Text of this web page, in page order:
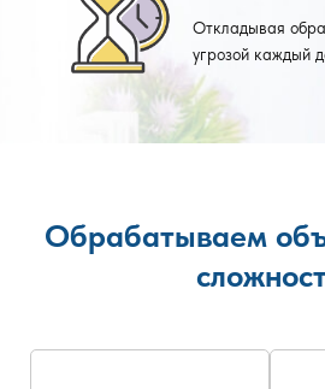
Откладывая
угрозой каждый
Обрабатываем